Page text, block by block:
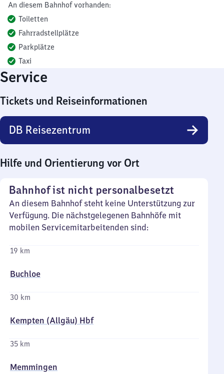
An diesem Bahnhof vorhanden:
Toiletten
Fahrradstellplätze
Parkplätze
Taxi
Service
Tickets und Reiseinformationen
DB Reisezentrum
Hilfe und Orientierung vor Ort
Bahnhof ist nicht personalbesetzt
An diesem Bahnhof steht keine Unterstützung zur
Verfügung. Die nächstgelegenen Bahnhöfe mit
mobilen Servicemitarbeitenden sind:
19 km
Buchloe
30 km
Kempten (Allgäu) Hbf
35 km
Memmingen